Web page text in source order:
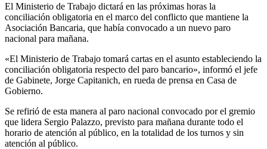
El Ministerio de Trabajo dictará en las próximas horas la
conciliación obligatoria en el marco del conflicto que mantiene la
Asociación Bancaria, que había convocado a un nuevo paro
nacional para mañana.
«El Ministerio de Trabajo tomará cartas en el asunto estableciendo la
conciliación obligatoria respecto del paro bancario», informó el jefe
de Gabinete, Jorge Capitanich, en rueda de prensa en Casa de
Gobierno.
Se refirió de esta manera al paro nacional convocado por el gremio
que lidera Sergio Palazzo, previsto para mañana durante todo el
horario de atención al público, en la totalidad de los turnos y sin
atención al público.